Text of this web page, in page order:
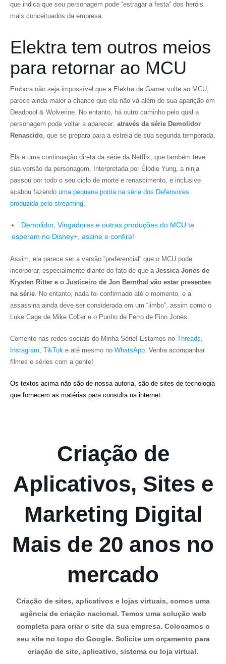
que indica que seu personagem pode “estragar a festa” dos heróis
mais conceituados da empresa.
Elektra tem outros meios
para retornar ao MCU
Embora não seja impossível que a Elektra de Garner volte ao MCU,
parece ainda maior a chance que ela não vá além de sua aparição em
Deadpool & Wolverine. No entanto, há outro caminho pelo qual a
personagem pode voltar a aparecer: através da série Demolidor
Renascido, que se prepara para a estreia de sua segunda temporada.
Ela é uma continuação direta da série da Netflix, que também teve
sua versão da personagem. Interpretada por Élodie Yung, a ninja
passou por todo o seu ciclo de morte e renascimento, e inclusive
acabou fazendo uma pequena ponta na série dos Defensores
produzida pelo streaming.
Demolidor, Vingadores e outras produções do MCU te
esperam no Disney+, assine e confira!
Assim, ela parece ser a versão “preferencial” que o MCU pode
incorporar, especialmente diante do fato de que a Jessica Jones de
Krysten Ritter e o Justiceiro de Jon Bernthal vão estar presentes
na série. No entanto, nada foi confirmado até o momento, e a
assassina ainda deve ser considerada em um “limbo”, assim como o
Luke Cage de Mike Colter e o Punho de Ferro de Finn Jones.
Comente nas redes sociais do Minha Série! Estamos no Threads,
Instagram, TikTok e até mesmo no WhatsApp. Venha acompanhar
filmes e séries com a gente!
Os textos acima não são de nossa autoria, são de sites de tecnologia
que fornecem as matérias para consulta na internet.
Criação de
Aplicativos, Sites e
Marketing Digital
Mais de 20 anos no
mercado
Criação de sites, aplicativos e lojas virtuais, somos uma
agência de criação nacional. Temos uma solução web
completa para criar o site da sua empresa. Colocamos o
seu site no topo do Google. Solicite um orçamento para
criação de site, aplicativo, sistema ou loja virtual.